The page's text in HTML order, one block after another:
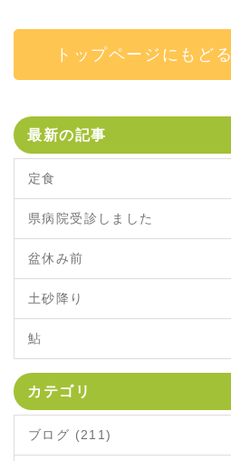
トップページにもどる
最新の記事
定食
県病院受診しました
盆休み前
土砂降り
鮎
カテゴリ
ブログ (211)